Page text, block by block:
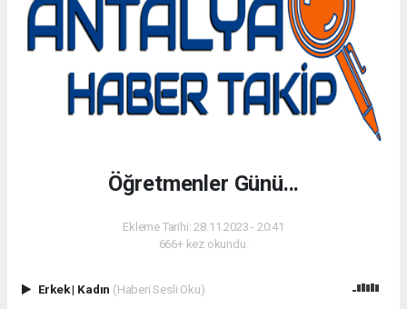
Öğretmenler Günü...
Ekleme Tarihi: 28.11.2023 - 20:41
666+ kez okundu.
Erkek| Kadın (Haberi Sesli Oku)